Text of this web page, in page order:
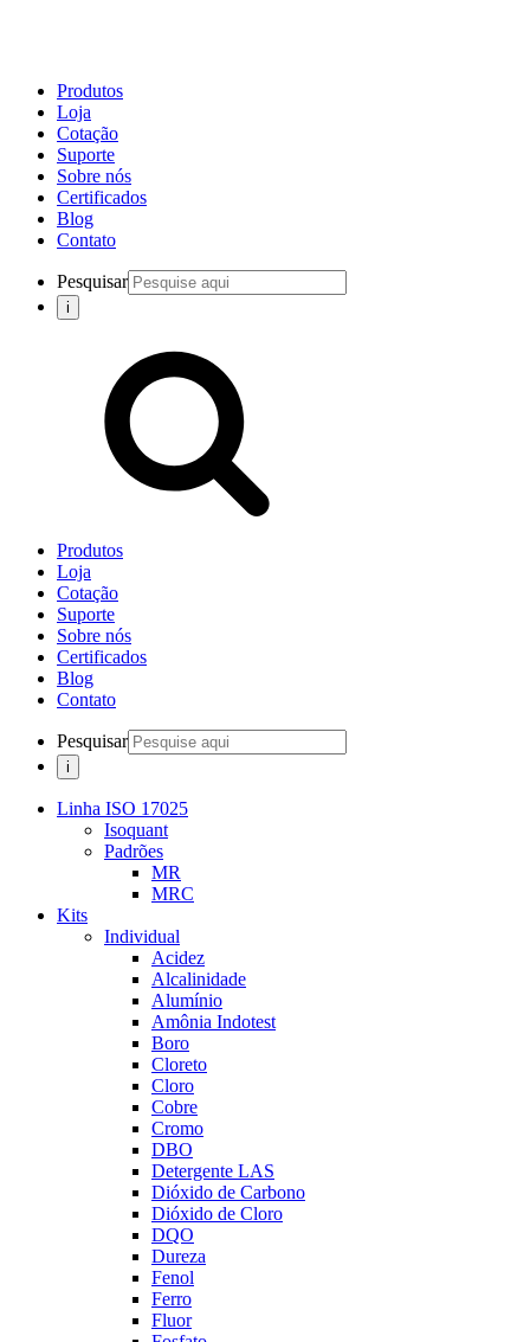
Produtos
Loja
Cotação
Suporte
Sobre nós
Certificados
Blog
Contato
Pesquisar
Produtos
Loja
Cotação
Suporte
Sobre nós
Certificados
Blog
Contato
Pesquisar
Linha ISO 17025
Isoquant
Padrões
MR
MRC
Kits
Individual
Acidez
Alcalinidade
Alumínio
Amônia Indotest
Boro
Cloreto
Cloro
Cobre
Cromo
DBO
Detergente LAS
Dióxido de Carbono
Dióxido de Cloro
DQO
Dureza
Fenol
Ferro
Fluor